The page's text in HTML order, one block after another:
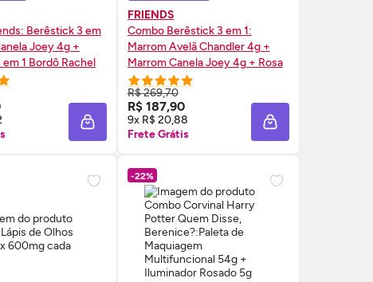
Berêstick 3 em
Joey 4g +
1 Bordô Rachel
AGORA ❯
ADICIONAR À SACOLA
FRIENDS
Combo Berêstick 3 em 1:
Marrom Avelã Chandler 4g +
Marrom Canela Joey 4g + Rosa
Ross 4g
R$ 269,70
R$ 187,90
9x R$ 20,88
Frete Grátis
COMPRE AGORA ❯
ADICIONAR À
-22%